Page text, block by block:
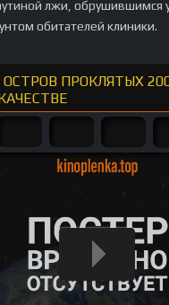
лжи, обрушившимся
обитателей клиники.
ПРОКЛЯТЫХ